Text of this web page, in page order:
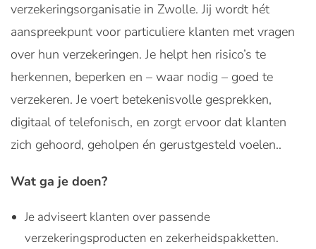
verzekeringsorganisatie in Zwolle. Jij wordt hét
aanspreekpunt voor particuliere klanten met vragen
over hun verzekeringen. Je helpt hen risico’s te
herkennen, beperken en – waar nodig – goed te
verzekeren. Je voert betekenisvolle gesprekken,
digitaal of telefonisch, en zorgt ervoor dat klanten
zich gehoord, geholpen én gerustgesteld voelen..
Wat ga je doen?
Je adviseert klanten over passende
verzekeringsproducten en zekerheidspakketten.